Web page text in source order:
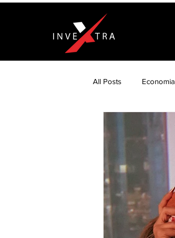
All Posts Economia